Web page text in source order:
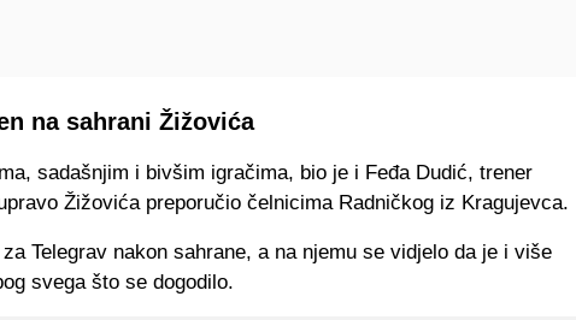
na sahrani Žižovića
sadašnjim i bivšim igračima, bio je i Feđa Dudić, trener
Žižovića preporučio čelnicima Radničkog iz Kragujevca.
Telegrav nakon sahrane, a na njemu se vidjelo da je i više
svega što se dogodilo.